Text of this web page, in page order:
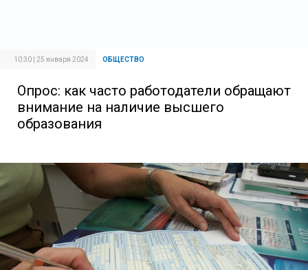
10:30 | 25 января 2024 ОБЩЕСТВО
Опрос: как часто работодатели обращают
внимание на наличие высшего
образования